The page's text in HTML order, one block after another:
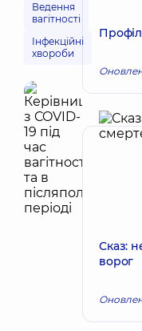
Ведення
вагітності
Інфекційні
хвороби
Сказ:
ворог